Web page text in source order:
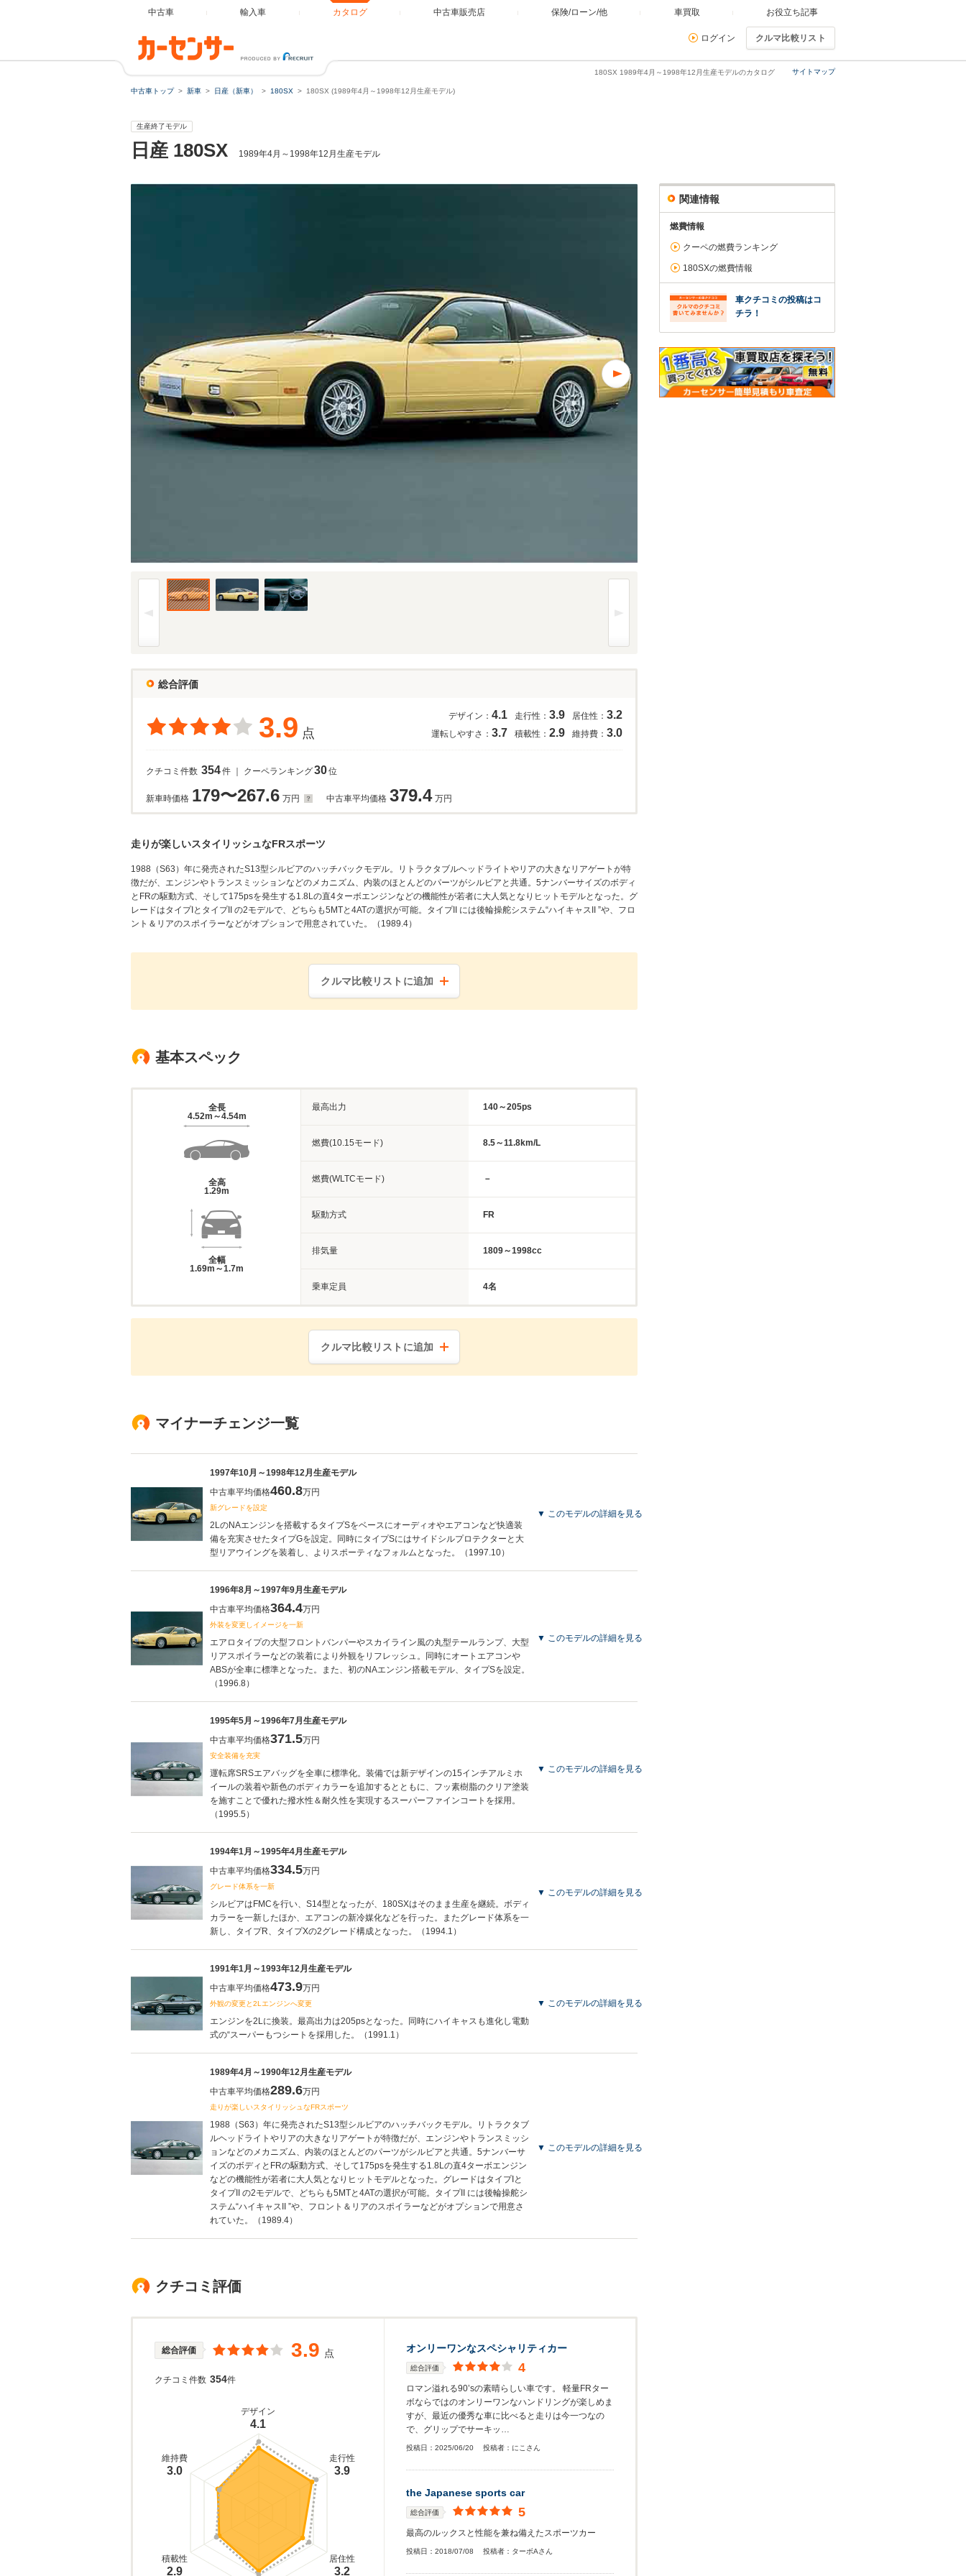
中古車 輸入車 カタログ 中古車販売店 保険/ローン/他 車買取 お役立ち記事
ログイン クルマ比較リスト
サイトマップ
180SX 1989年4月～1998年12月生産モデルのカタログ
中古車トップ 新車 日産（新車） 180SX 180SX (1989年4月～1998年12月生産モデル)
生産終了モデル
日産 180SX 1989年4月～1998年12月生産モデル
96年(H08)8月、MC時のフロント。仕様はグレードにより異なります (1/3枚)
総合評価
3.9 点
デザイン： 4.1 走行性： 3.9 居住性： 3.2
運転しやすさ： 3.7 積載性： 2.9 維持費： 3.0
クチコミ件数 354件 ｜ クーペランキング30位
新車時価格 179〜267.6 万円 中古車平均価格 379.4 万円
走りが楽しいスタイリッシュなFRスポーツ
1988（S63）年に発売されたS13型シルビアのハッチバックモデル。リトラクタブルヘッドライトやリアの大きなリアゲートが特
徴だが、エンジンやトランスミッションなどのメカニズム、内装のほとんどのパーツがシルビアと共通。5ナンバーサイズのボディ
とFRの駆動方式、そして175psを発生する1.8Lの直4ターボエンジンなどの機能性が若者に大人気となりヒットモデルとなった。グ
レードはタイプIとタイプII の2モデルで、どちらも5MTと4ATの選択が可能。タイプII には後輪操舵システム“ハイキャスII ”や、フロ
ント＆リアのスポイラーなどがオプションで用意されていた。（1989.4）
クルマ比較リストに追加
基本スペック
全長
4.52m～4.54m
全高
1.29m
全幅
1.69m～1.7m
最高出力 140～205ps
燃費(10.15モード) 8.5～11.8km/L
燃費(WLTCモード) －
駆動方式 FR
排気量 1809～1998cc
乗車定員 4名
クルマ比較リストに追加
マイナーチェンジ一覧
1997年10月～1998年12月生産モデル
中古車平均価格460.8万円
新グレードを設定
2LのNAエンジンを搭載するタイプSをベースにオーディオやエアコンなど快適装
備を充実させたタイプGを設定。同時にタイプSにはサイドシルプロテクターと大
型リアウイングを装着し、よりスポーティなフォルムとなった。（1997.10）
▼ このモデルの詳細を見る
1996年8月～1997年9月生産モデル
中古車平均価格364.4万円
外装を変更しイメージを一新
エアロタイプの大型フロントバンパーやスカイライン風の丸型テールランプ、大型
リアスポイラーなどの装着により外観をリフレッシュ。同時にオートエアコンや
ABSが全車に標準となった。また、初のNAエンジン搭載モデル、タイプSを設定。
（1996.8）
▼ このモデルの詳細を見る
1995年5月～1996年7月生産モデル
中古車平均価格371.5万円
安全装備を充実
運転席SRSエアバッグを全車に標準化。装備では新デザインの15インチアルミホ
イールの装着や新色のボディカラーを追加するとともに、フッ素樹脂のクリア塗装
を施すことで優れた撥水性＆耐久性を実現するスーパーファインコートを採用。
（1995.5）
▼ このモデルの詳細を見る
1994年1月～1995年4月生産モデル
中古車平均価格334.5万円
グレード体系を一新
シルビアはFMCを行い、S14型となったが、180SXはそのまま生産を継続。ボディ
カラーを一新したほか、エアコンの新冷媒化などを行った。またグレード体系を一
新し、タイプR、タイプXの2グレード構成となった。（1994.1）
▼ このモデルの詳細を見る
1991年1月～1993年12月生産モデル
中古車平均価格473.9万円
外観の変更と2Lエンジンへ変更
エンジンを2Lに換装。最高出力は205psとなった。同時にハイキャスも進化し電動
式の“スーパーもつシートを採用した。（1991.1）
▼ このモデルの詳細を見る
1989年4月～1990年12月生産モデル
中古車平均価格289.6万円
走りが楽しいスタイリッシュなFRスポーツ
1988（S63）年に発売されたS13型シルビアのハッチバックモデル。リトラクタブ
ルヘッドライトやリアの大きなリアゲートが特徴だが、エンジンやトランスミッシ
ョンなどのメカニズム、内装のほとんどのパーツがシルビアと共通。5ナンバーサ
イズのボディとFRの駆動方式、そして175psを発生する1.8Lの直4ターボエンジン
などの機能性が若者に大人気となりヒットモデルとなった。グレードはタイプIと
タイプII の2モデルで、どちらも5MTと4ATの選択が可能。タイプII には後輪操舵シ
ステム“ハイキャスII ”や、フロント＆リアのスポイラーなどがオプションで用意さ
れていた。（1989.4）
▼ このモデルの詳細を見る
クチコミ評価
総合評価 3.9 点
クチコミ件数 354件
デザイン
4.1
走行性
3.9
居住性
3.2
積載性
2.9
維持費
3.0
オンリーワンなスペシャリティカー
総合評価 4
ロマン溢れる90’sの素晴らしい車です。 軽量FRター
ボならではのオンリーワンなハンドリングが楽しめま
すが、最近の優秀な車に比べると走りは今一つなの
で、グリップでサーキッ…
投稿日： 2025/06/20 投稿者： にこさん
the Japanese sports car
総合評価 5
最高のルックスと性能を兼ね備えたスポーツカー
投稿日： 2018/07/08 投稿者： ターボAさん
関連情報
燃費情報
クーペの燃費ランキング
180SXの燃費情報
車クチコミの投稿はコ
チラ！